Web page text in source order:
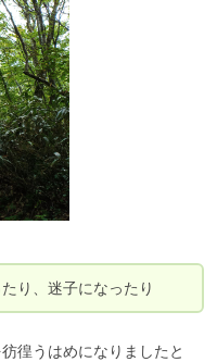
り、迷子になったり
徨うはめになりましたと